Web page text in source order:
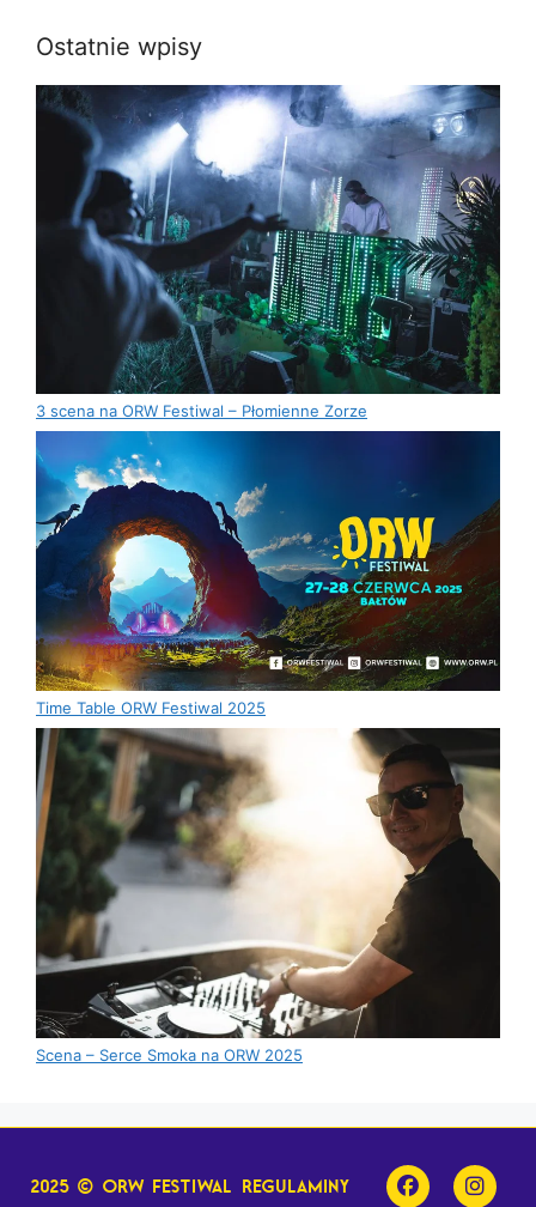
Ostatnie wpisy
3 scena na ORW Festiwal – Płomienne Zorze
Time Table ORW Festiwal 2025
Scena – Serce Smoka na ORW 2025
2025 © orw festiwal regulaminy